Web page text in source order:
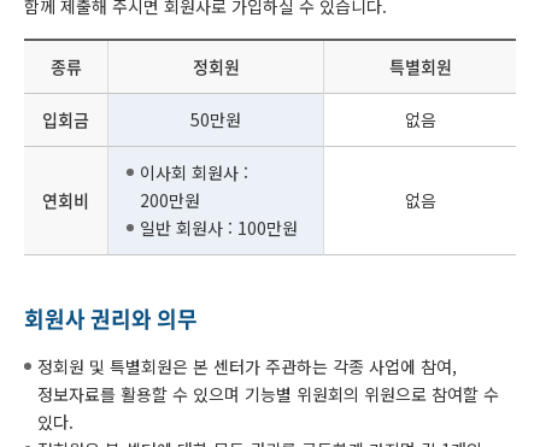
함께 제출해 주시면 회원사로 가입하실 수 있습니다.
종류 정회원 특별회원
입회금 50만원 없음
연회비
이사회 회원사 :
200만원
일반 회원사 : 100만원
없음
회원사 권리와 의무
정회원 및 특별회원은 본 센터가 주관하는 각종 사업에 참여,
정보자료를 활용할 수 있으며 기능별 위원회의 위원으로 참여할 수
있다.